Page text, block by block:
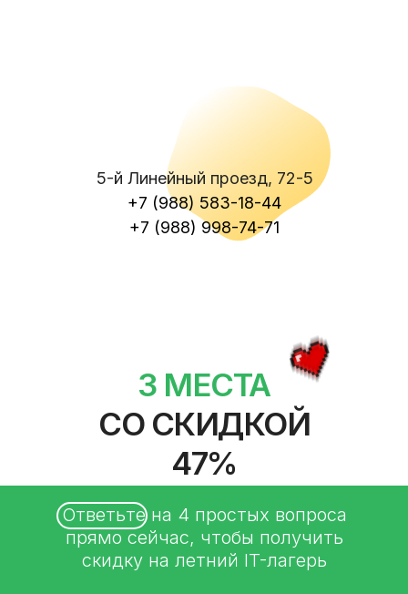
5-й Линейный проезд, 72-5
+7 (988) 583-18-44
+7 (988) 998-74-71
3 МЕСТА
СО СКИДКОЙ
47%
Ответьте на 4 простых вопроса
прямо сейчас, чтобы получить
скидку на летний IT-лагерь